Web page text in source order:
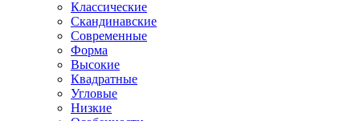
Классические
Скандинавские
Современные
Форма
Высокие
Квадратные
Угловые
Низкие